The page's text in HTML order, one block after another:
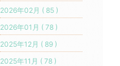
2026年02月 ( 85 )
2026年01月 ( 78 )
2025年12月 ( 89 )
2025年11月 ( 78 )